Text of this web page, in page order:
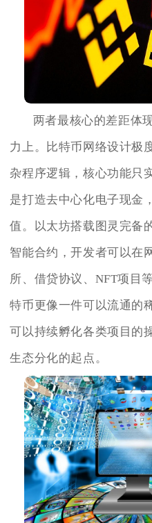
两者最核心的差距体
力上。比特币网络设计极
杂程序逻辑，核心功能只
是打造去中心化电子现金
值。以太坊搭载图灵完备
智能合约，开发者可以在
所、借贷协议、NFT项目
特币更像一件可以流通的
可以持续孵化各类项目的
生态分化的起点。